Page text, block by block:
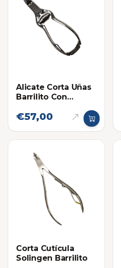
Alicate Corta Uñas
Barrilito Con
€57,00
Corta Cutícula
Solingen Barrilito